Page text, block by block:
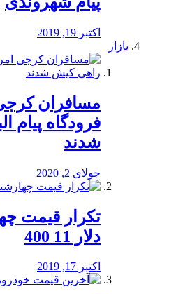
اکتبر 19, 2019
بازار
مسافران
فرودگاه پیام
شدند
جولای 2, 2020
تکرار قیمت
دلار 11 400
اکتبر 17, 2019